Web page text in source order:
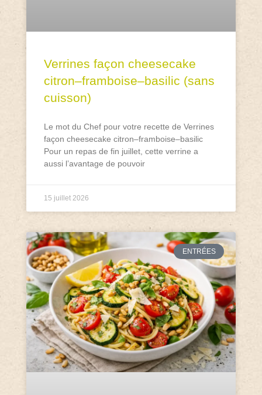
Verrines façon cheesecake
citron–framboise–basilic (sans
cuisson)
Le mot du Chef pour votre recette de Verrines
façon cheesecake citron–framboise–basilic
Pour un repas de fin juillet, cette verrine a
aussi l’avantage de pouvoir
15 juillet 2026
ENTRÉES